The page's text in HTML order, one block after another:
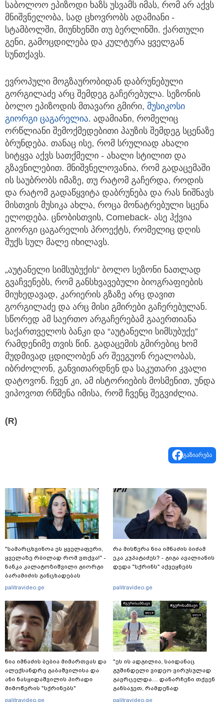
საბოლოო ეპიზოდი ხაზს უსვამს იმას, რომ არ აქვს
მნიშვნელობა, სად ცხოვრობს ადამიანი -
სტამბოლში, მიუნხენში თუ ბერლინში. ქართული
გენი, გამოცდილება და კულტურა ყველგან
სუნთქავს.
ევროპული მოგზაურობიდან დაბრუნებული
გორგილაძე არც შემდეგ გაჩერებულა. სეზონის
ბოლო ეპიზოდის მთავარი გმირი, მუსიკოსი
გიორგი ცაგარელია. ადამიანი, რომელიც
ორწლიანი შემოქმედებითი პაუზის შემდეგ სცენაზე
ბრუნდება. თანაც ისე, რომ სრულიად ახალი
სიტყვა აქვს სათქმელი - ახალი სტილით და
გზავნილებით. მნიშვნელოვანია, რომ გადაცემაში
ის საუბრობს იმაზე, თუ რატომ გაჩერდა, როდის
და რატომ გადაწყვიტა დაბრუნება და რას ნიშნავს
მისთვის მუსიკა ახლა, როცა მონატრებული სცენა
ელოდება. ცნობისთვის, Comeback- ასე ჰქვია
გიორგი ცაგარელის პროექტს, რომელიც დღის
შუქს სულ მალე იხილავს.
„აუტანელი სიმსუბუქის“ ბოლო სეზონი ნათლად
გვაჩვენებს, რომ განსხვავებული ბიოგრაფიების
მიუხედავად, კარიერის გზაზე არც დავით
გორგილაძე და არც მისი გმირები გაჩერებულან.
სწორედ ამ საერთო არგაჩერებამ გააერთიანა
საქართველოს ბანკი და “აუტანელი სიმსუბუქე”
რამდენიმე თვის წინ. გადაცემის გმირებიც ხომ
მუდმივად ცდილობენ არ შეეგუონ რეალობას,
იბრძოლონ, განვითარდნენ და საკუთარი კვალი
დატოვონ. ჩვენ კი, ამ ისტორიების მოსმენით, უნდა
ვიპოვოთ რწმენა იმისა, რომ ჩვენც შეგვიძლია.
(R)
გაზიარება
"სა­მარ­ცხვი­ნოა ეს ყვე­ლა­ფე­რი,
ყვე­ლა­ზე რბი­ლად რომ ვთქვა!" -
ნანკა კალატოზიშვილი გიორგი
ბარამიძის განცხადებას
ეხმაურება
palitravideo.ge
ნია იმნაძის ბებია მიმართვას და
ალექსანდრე გაბაშვილისა და
ანი ნასყიდაშვილის პირადი
მიმოწერის "სქრინებს"
ავრცელებს
palitravideo.ge
რა მისწერა ნია იმნაძის ბიძამ
ეკა კუპატაძეს? - გიგა ავალიანის
დედა "სქრინს" აქვეყნებს
palitravideo.ge
"ეს ის ადგილია, საიდანაც
გუშინდელი ვიდეო ვირუსულად
გავრცელდა.... დანარჩენი თქვენ
განსაჯეთ, რამდენად
შესაძლებელია აქ ადამიანის
palitravideo.ge